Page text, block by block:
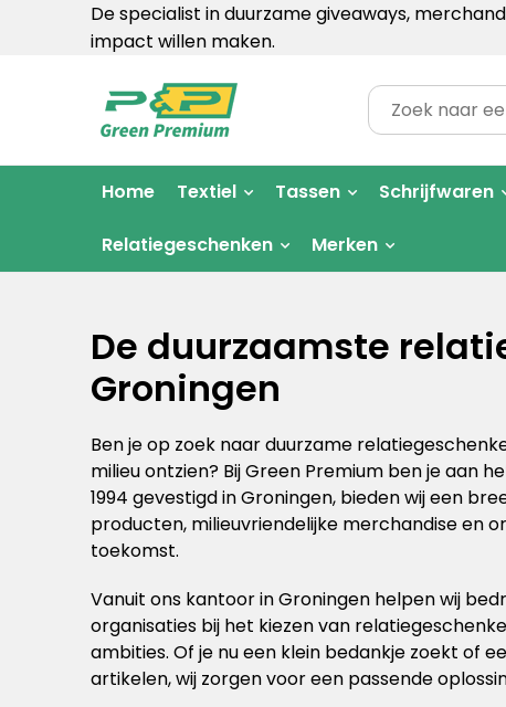
De specialist in duurzame giveaways,
impact willen maken.
Home Textiel Tassen Schrijfwaren
Relatiegeschenken Merken
De duurzaamste
Groningen
Ben je op zoek naar duurzame
milieu ontzien? Bij Green Premium ben je aan
1994 gevestigd in Groningen, bieden wij een
producten, milieuvriendelijke merchandise en
toekomst.
Vanuit ons kantoor in Groningen helpen wij
organisaties bij het kiezen van
ambities. Of je nu een klein bedankje zoekt of
artikelen, wij zorgen voor een passende